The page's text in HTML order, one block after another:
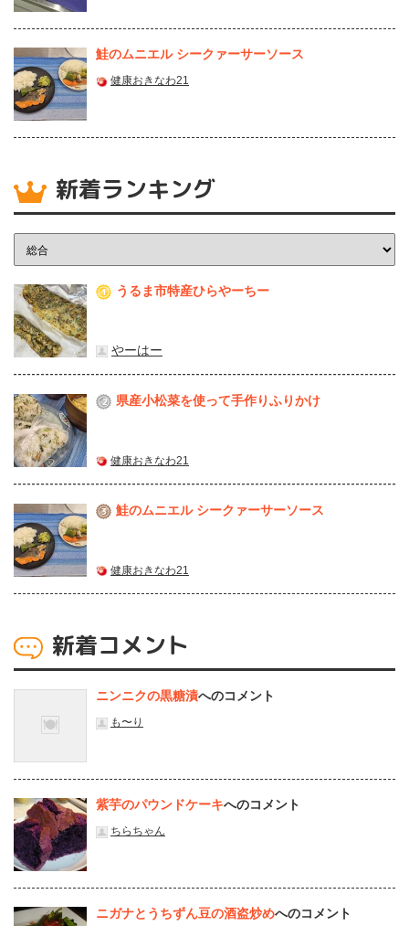
鮭のムニエル シークァーサーソース
健康おきなわ21
新着ランキング
1 うるま市特産ひらやーちー
やーはー
2 県産⼩松菜を使って⼿作りふりかけ
健康おきなわ21
3 鮭のムニエル シークァーサーソース
健康おきなわ21
新着コメント
ニンニクの黒糖漬へのコメント
も〜り
紫芋のパウンドケーキへのコメント
ちらちゃん
ニガナとうちずん豆の酒盗炒めへのコメント